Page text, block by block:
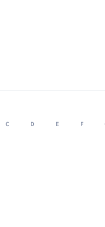
C D E F